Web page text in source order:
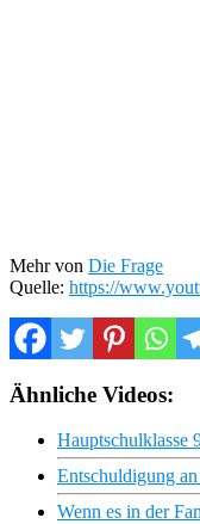
Mehr von Die Frage
Quelle: https://
Ähnliche Videos:
Hauptschulklasse
Entschuldigung
Wenn es in der